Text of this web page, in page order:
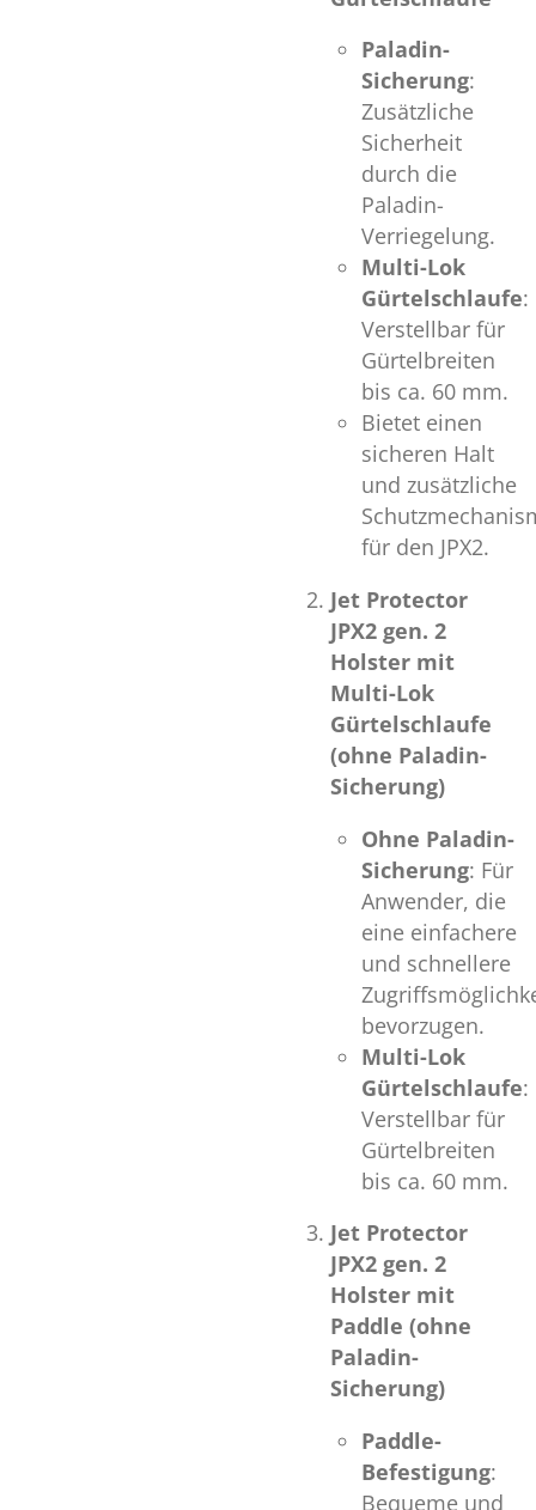
Paladin-
Sicherung:
Zusätzliche
Sicherheit
durch die
Paladin-
Verriegelung.
Multi-Lok
Gürtelschlaufe:
Verstellbar für
Gürtelbreiten
bis ca. 60 mm.
Bietet einen
sicheren Halt
und zusätzliche
für den JPX2.
Jet Protector
JPX2 gen. 2
Holster mit
Multi-Lok
Gürtelschlaufe
(ohne Paladin-
Sicherung)
Ohne Paladin-
Sicherung: Für
Anwender, die
eine einfachere
und schnellere
bevorzugen.
Multi-Lok
Gürtelschlaufe:
Verstellbar für
Gürtelbreiten
bis ca. 60 mm.
Jet Protector
JPX2 gen. 2
Holster mit
Paddle (ohne
Paladin-
Sicherung)
Paddle-
Befestigung:
Bequeme und